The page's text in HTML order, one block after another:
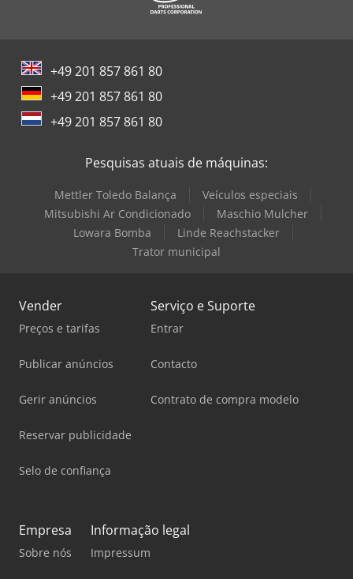
+49 201 857 861 80
+49 201 857 861 80
+49 201 857 861 80
Pesquisas atuais de máquinas:
Mettler Toledo Balança
Veículos especiais
Mitsubishi Ar Condicionado
Maschio Mulcher
Lowara Bomba
Linde Reachstacker
Trator municipal
Vender
Preços e tarifas
Publicar anúncios
Gerir anúncios
Reservar publicidade
Selo de confiança
Serviço e Suporte
Entrar
Contacto
Contrato de compra modelo
Empresa
Sobre nós
Informação legal
Impressum